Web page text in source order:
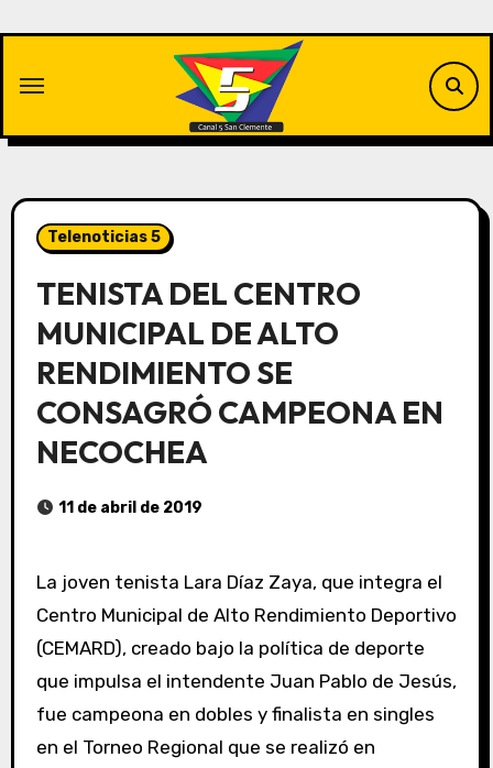
contenido
Telenoticias 5
TENISTA DEL CENTRO
MUNICIPAL DE ALTO
RENDIMIENTO SE
CONSAGRÓ CAMPEONA EN
NECOCHEA
11 de abril de 2019
La joven tenista Lara Díaz Zaya, que integra el
Centro Municipal de Alto Rendimiento Deportivo
(CEMARD), creado bajo la política de deporte
que impulsa el intendente Juan Pablo de Jesús,
fue campeona en dobles y finalista en singles
en el Torneo Regional que se realizó en